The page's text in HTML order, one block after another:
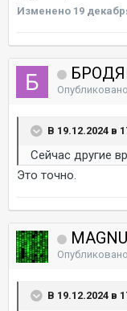
Изменено 19
Опубликовано
В 19.12.2024 в
Сейчас другие
Это точно.
Опубликовано
В 19.12.2024 в